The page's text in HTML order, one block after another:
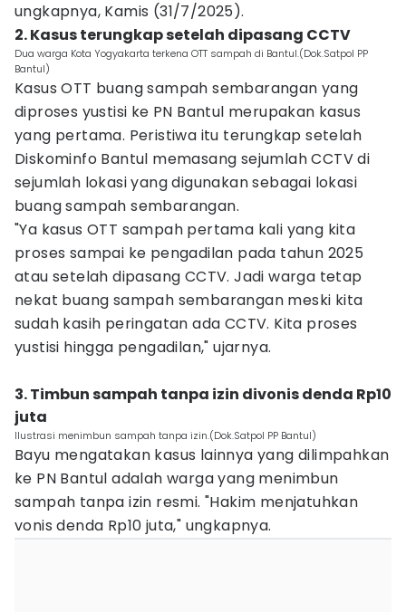
ungkapnya, Kamis (31/7/2025).
‎2. Kasus terungkap setelah dipasang CCTV
Dua warga Kota Yogyakarta terkena OTT sampah di Bantul.(Dok.Satpol PP
Bantul)
Kasus OTT buang sampah sembarangan yang
diproses yustisi ke PN Bantul merupakan kasus
yang pertama. Peristiwa itu terungkap setelah
Diskominfo Bantul memasang sejumlah CCTV di
sejumlah lokasi yang digunakan sebagai lokasi
buang sampah sembarangan.
‎‎"Ya kasus OTT sampah pertama kali yang kita
proses sampai ke pengadilan pada tahun 2025
atau setelah dipasang CCTV. Jadi warga tetap
nekat buang sampah sembarangan meski kita
sudah kasih peringatan ada CCTV. Kita proses
yustisi hingga pengadilan," ujarnya.
3. Timbun sampah tanpa izin divonis denda Rp10
juta
Ilustrasi menimbun sampah tanpa izin.(Dok.Satpol PP Bantul)
‎‎Bayu mengatakan kasus lainnya yang dilimpahkan
ke PN Bantul adalah warga yang menimbun
sampah tanpa izin resmi. "Hakim menjatuhkan
vonis denda Rp10 juta," ungkapnya.